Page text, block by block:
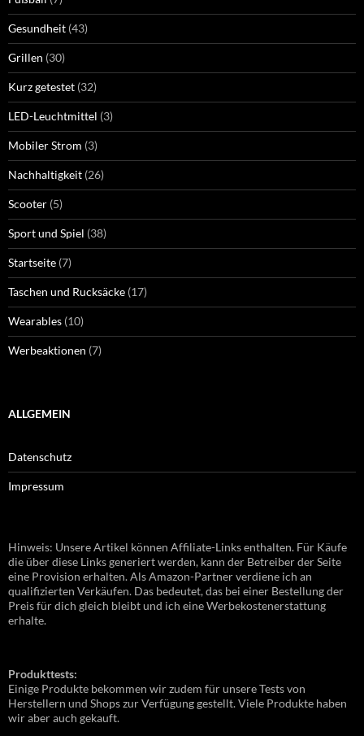
Gesundheit (43)
Grillen (30)
Kurz getestet (32)
LED-Leuchtmittel (3)
Mobiler Strom (3)
Nachhaltigkeit (26)
Scooter (5)
Sport und Spiel (38)
Startseite (7)
Taschen und Rucksäcke (17)
Wearables (10)
Werbeaktionen (7)
ALLGEMEIN
Datenschutz
Impressum
Hinweis: Unsere Artikel können Affiliate-Links enthalten. Für Käufe
die über diese Links generiert werden, kann der Betreiber der Seite
eine Provision erhalten. Als Amazon-Partner verdiene ich an
qualifizierten Verkäufen. Das bedeutet, das bei einer Bestellung der
Preis für dich gleich bleibt und ich eine Werbekostenerstattung
erhalte.
Produkttests:
Einige Produkte bekommen wir zudem für unsere Tests von
Herstellern und Shops zur Verfügung gestellt. Viele Produkte haben
wir aber auch gekauft.